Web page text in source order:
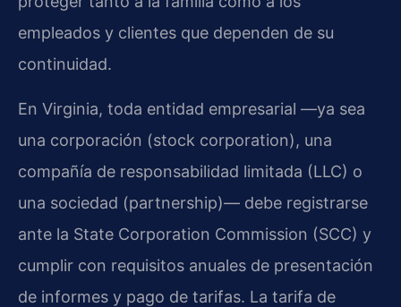
empleados y clientes que dependen de su
continuidad.
En Virginia, toda entidad empresarial —ya sea
una corporación (stock corporation), una
compañía de responsabilidad limitada (LLC) o
una sociedad (partnership)— debe registrarse
ante la State Corporation Commission (SCC) y
cumplir con requisitos anuales de presentación
de informes y pago de tarifas. La tarifa de